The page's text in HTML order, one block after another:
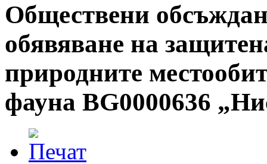
Обществени
обявяване на
природните
фауна BG0000636